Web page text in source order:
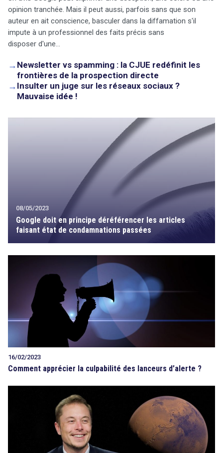
opinion tranchée. Mais il peut aussi, parfois sans que son
auteur en ait conscience, basculer dans la diffamation s'il
impute à un professionnel des faits précis sans
disposer d'une…
→ Newsletter vs spamming : la CJUE redéfinit les
frontières de la prospection directe
→ Insulter un juge sur les réseaux sociaux ?
Mauvaise idée !
08/05/2023
Google doit en principe déréférencer les articles
faisant état de condamnations passées
16/02/2023
Comment apprécier la culpabilité des lanceurs d’alerte ?